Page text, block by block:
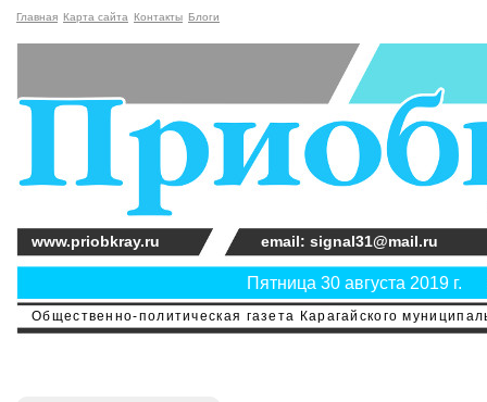
Главная Карта сайта Контакты Блоги
Общественно-политическая газета Карагайского
Пятница 30 августа 2019 г.
www.priobkray.ru email: signal31@mail.ru